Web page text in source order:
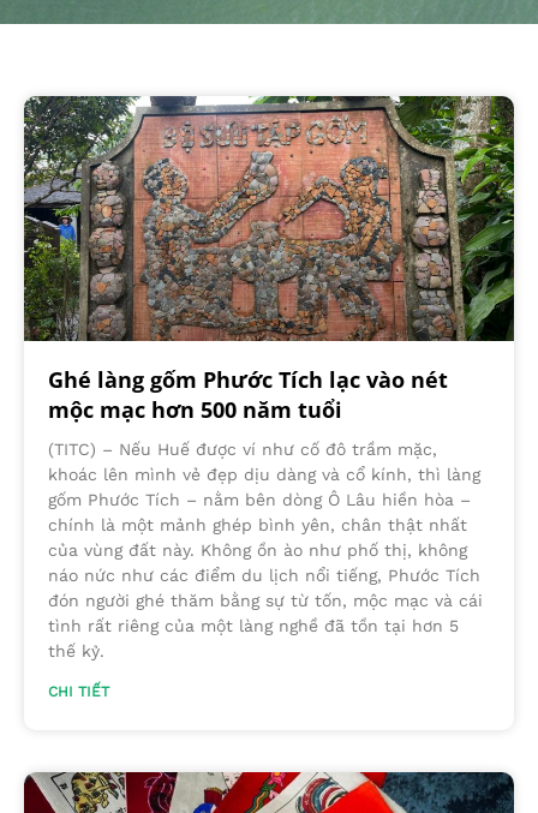
Ghé làng gốm Phước Tích lạc vào nét
mộc mạc hơn 500 năm tuổi
(TITC) – Nếu Huế được ví như cố đô trầm mặc,
khoác lên mình vẻ đẹp dịu dàng và cổ kính, thì làng
gốm Phước Tích – nằm bên dòng Ô Lâu hiền hòa –
chính là một mảnh ghép bình yên, chân thật nhất
của vùng đất này. Không ồn ào như phố thị, không
náo nức như các điểm du lịch nổi tiếng, Phước Tích
đón người ghé thăm bằng sự từ tốn, mộc mạc và cái
tình rất riêng của một làng nghề đã tồn tại hơn 5
thế kỷ.
CHI TIẾT